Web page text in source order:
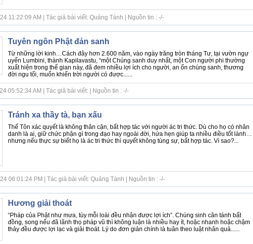
11:22:09 AM | Tác giả bài viết: Quảng Tánh | Nguồn tin : -/-
Tuyên ngôn Phật đản sanh
Từ những lời kinh…Cách đây hơn 2.600 năm, vào ngày trăng tròn tháng Tư, tại vườn ngự
uyển Lumbini, thành Kapilavastu, “một Chúng sanh duy nhất, một Con người phi thường
xuất hiện trong thế gian này, đã đem nhiều lợi ích cho người, an ổn chúng sanh, thương
đời ngu tối, muốn khiến trời người có được......
05:52:34 AM | Tác giả bài viết: | Nguồn tin : -/-
Tránh xa thầy tà, bạn xấu
Thế Tôn xác quyết là không thân cận, bất hợp tác với người ác tri thức. Dù cho họ có nhân
danh là ai, giữ chức phận gì trong đạo hay ngoài đời, hứa hẹn giúp ta nhiều điều tốt lành…
nhưng nếu thực sự biết họ là ác tri thức thì quyết không tùng sự, bất hợp tác. Vì sao?...
06:01:24 PM | Tác giả bài viết: Quảng Tánh | Nguồn tin : -/-
Hương giải thoát
“Pháp của Phật như mưa, tùy mỗi loài đều nhận được lợi ích”. Chúng sinh căn tánh bất
đồng, song nếu đã lãnh thọ pháp vũ thì không luận là nhiều hay ít, hoặc nhanh hoặc chậm
thảy đều được lợi lạc và giải thoát. Lý do đơn giản chính là tuân theo luật nhân quả......